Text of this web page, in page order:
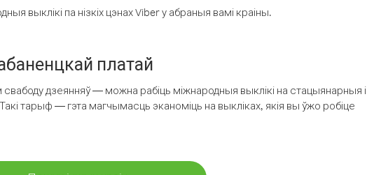
выклікі па нізкіх цэнах Viber у абраныя вамі краіны.
платай
дзеянняў — можна рабіць міжнародныя выклікі на стацыянарныя і
тарыф — гэта магчымасць эканоміць на выкліках, якія вы ўжо робіце